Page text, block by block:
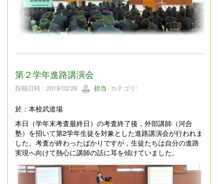
第２学年進路講演会
投稿日時 : 2019/02/26 担当 カテゴリ:
於：本校武道場
本日（学年末考査最終日）の考査終了後，外部講師（河合
塾）を招いて第2学年生徒を対象とした進路講演会が行われま
した。考査が終わったばかりですが，生徒たちは自分の進路
実現へ向けて熱心に講師の話に耳を傾けていました。